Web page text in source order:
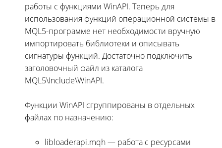
работы с функциями WinAPI. Теперь для
использования функций операционной системы в
MQL5-программе нет необходимости вручную
импортировать библиотеки и описывать
сигнатуры функций. Достаточно подключить
заголовочный файл из каталога
MQL5\Include\WinAPI.
Функции WinAPI сгруппированы в отдельных
файлах по назначению:
libloaderapi.mqh — работа с ресурсами